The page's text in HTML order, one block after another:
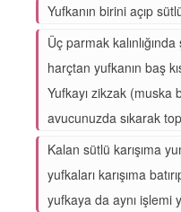
Yufkanın birini açıp
Üç parmak
harçtan yufkanın baş
Yufkayı zikzak (muska
avucunuzda sıkarak
Kalan sütlü karışıma
yufkaları karışıma
yufkaya da aynı işlemi